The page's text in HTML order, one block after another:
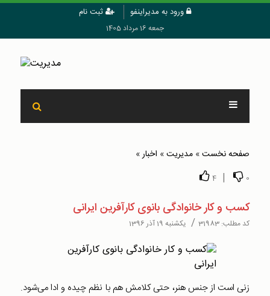
ورود به مدیراینفو ثبت نام
جمعه 16 مرداد 1405
صفحه نخست» مدیریت» اخبار»
0
|
4
کسب و کار خانوادگی بانوی کارآفرین ایرانی
کد مطلب: 31983
/ یکشنبه 19 آذر 1396
زنی است از جنس هنر، حتی کلامش هم با نظم چیده و ادا می‌شود.